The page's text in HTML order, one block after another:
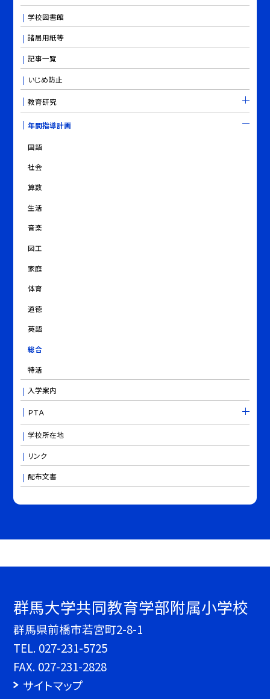
学校図書館
諸届用紙等
記事一覧
いじめ防止
教育研究
年間指導計画
国語
社会
算数
生活
音楽
図工
家庭
体育
道徳
英語
総合
特活
入学案内
ＰＴＡ
学校所在地
リンク
配布文書
群馬大学共同教育学部附属小学校
群馬県前橋市若宮町2-8-1
TEL. 027-231-5725
FAX. 027-231-2828
サイトマップ